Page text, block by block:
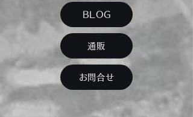
BLOG
通販
お問合せ